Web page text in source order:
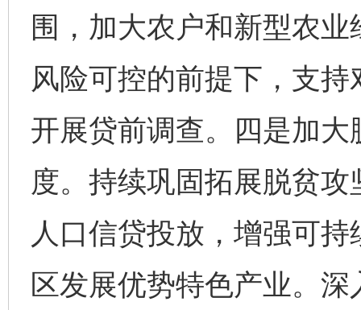
围，加大农户和新型农
风险可控的前提下，支
开展贷前调查。四是加
度。持续巩固拓展脱贫
人口信贷投放，增强可
区发展优势特色产业。